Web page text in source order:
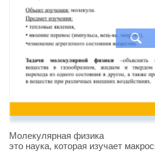
Молекулярная физика
это наука, которая изучает